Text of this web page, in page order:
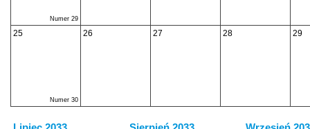
Numer 29
25
Numer 30
26 27 28 29